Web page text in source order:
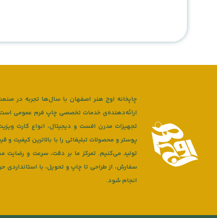
چاپخانه اوج هنر اصفهان با سال‌ها تجربه در
ارائه‌دهنده‌ی خدمات تخصصی چاپ فرم عمومی است.
تجهیزات مدرن افست و دیجیتال، انواع کارت
پوستر و محصولات تبلیغاتی را با بالاترین کیفیت و
تولید می‌کنیم. تمرکز ما بر دقت، سرعت و رضایت
سفارش، از طراحی تا چاپ و تحویل، با استانداردی
انجام شود.